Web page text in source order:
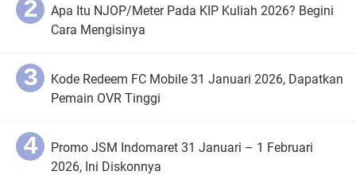
Apa Itu NJOP/Meter Pada KIP Kuliah 2026? Begini
Cara Mengisinya
Kode Redeem FC Mobile 31 Januari 2026, Dapatkan
Pemain OVR Tinggi
Promo JSM Indomaret 31 Januari – 1 Februari
2026, Ini Diskonnya